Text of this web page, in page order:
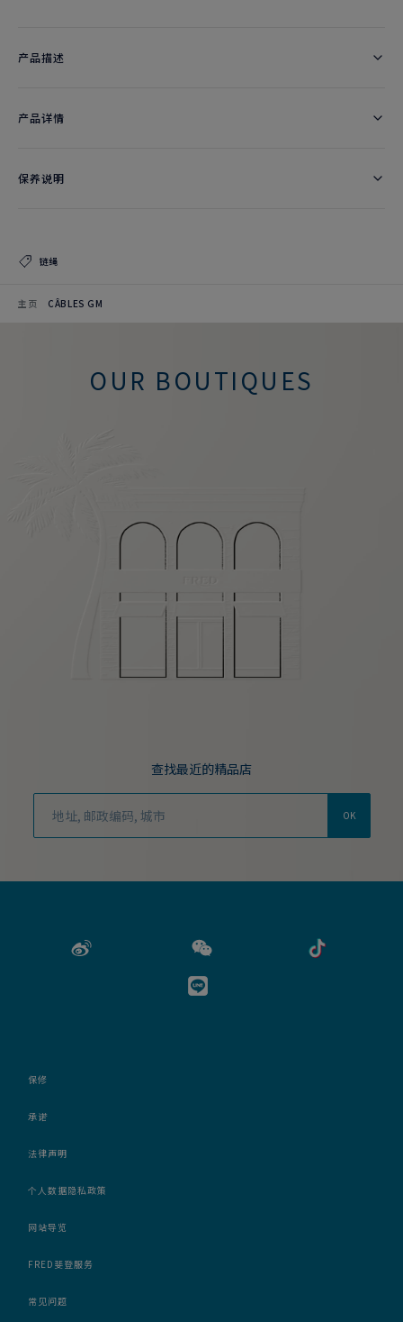
产品描述
产品详情
保养说明
链绳
主页 CÂBLES GM
OUR BOUTIQUES
查找最近的精品店
OK
保修
承诺
法律声明
个人数据隐私政策
网站导览
FRED斐登服务
常见问题